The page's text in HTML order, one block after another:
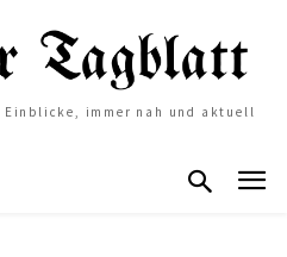
immer nah und aktuell